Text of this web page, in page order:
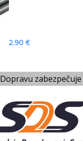
Dopravu zabezpečuje
2.90 €